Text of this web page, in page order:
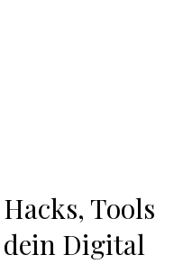
Tools
Digital